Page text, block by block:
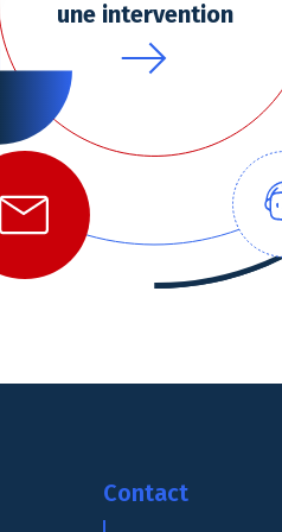
de confidentialité, en
une intervention
Contact